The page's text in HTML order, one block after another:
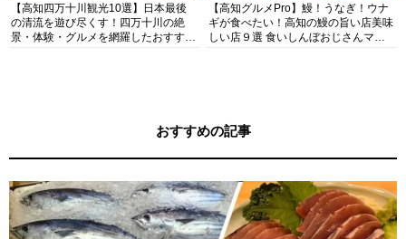
【高知四万十川観光10選】日本最後
の清流を遊び尽くす！四万十川の絶
景・体験・グルメを網羅したおすすめ
【高知グルメPro】鰻！うなぎ！ウナ
ギが食べたい！高知の鰻の旨い店美味
しい店９選 食いしんぼおじさんマッ
おすすめの記事